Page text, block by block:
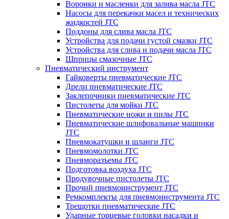
Воронки и масленки для залива масла JTC
Насосы для перекачки масел и технических
жидкостей JTC
Поддоны для слива масла JTC
Устройства для подачи густой смазки JTC
Устройства для слива и подачи масла JTC
Шприцы смазочные JTC
Пневматический инструмент
Гайковерты пневматические JTC
Дрели пневматические JTC
Заклепочники пневматические JTC
Пистолеты для мойки JTC
Пневматические ножи и пилы JTC
Пневматические шлифовальные машинки
JTC
Пневмокатушки и шланги JTC
Пневмомолотки JTC
Пневморазъемы JTC
Подготовка воздуха JTC
Продувочные пистолеты JTC
Прочий пневмоинструмент JTC
Ремкомплекты для пневмоинструмента JTC
Трещотки пневматические JTC
Ударные торцевые головки насадки и